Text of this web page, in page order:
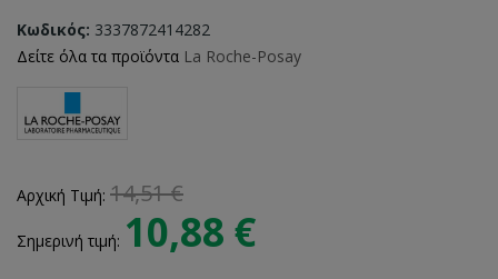
Κωδικός: 3337872414282
Δείτε όλα τα προϊόντα La Roche-Posay
Αρχική Τιμή: 14,51 €
Σημερινή τιμή: 10,88 €